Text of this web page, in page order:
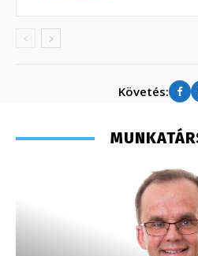
Követés: